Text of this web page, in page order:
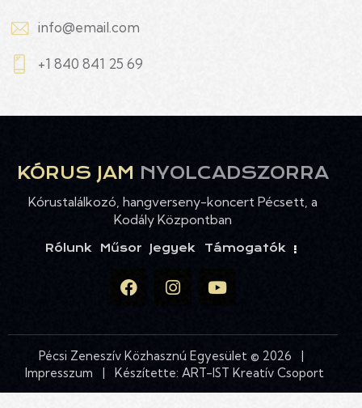
info@email.com
+1 840 841 25 69
KÓRUS JAM NYOLCADSZORRA
Kórustalálkozó, hangverseny-koncert Pécsett, a
Kodály Központban
Rólunk Műsor Jegyek Támogatók
Pécsi Zeneszív Közhasznú Egyesület © 2026 |
Impresszum | Készítette: ART-IST Kreatív Csoport